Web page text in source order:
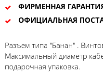
ФИРМЕННАЯ
ОФИЦИАЛЬНАЯ
Разъем типа "Банан" .
Максимальный диаметр
подарочная упаковка.